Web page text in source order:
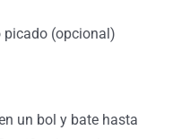
picado (opcional)
un bol y bate hasta